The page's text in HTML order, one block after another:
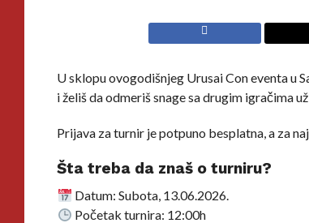
U sklopu ovogodišnjeg Urusai Con eventa u
i želiš da odmeriš snage sa drugim igračima
Prijava za turnir je potpuno besplatna, a za
Šta treba da znaš o turniru?
Datum: Subota, 13.06.2026.
Početak turnira: 12:00h